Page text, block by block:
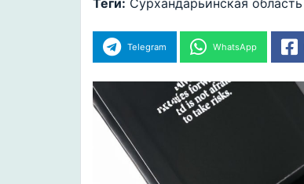
Теги: Сурхандарьинская область
Telegram WhatsApp